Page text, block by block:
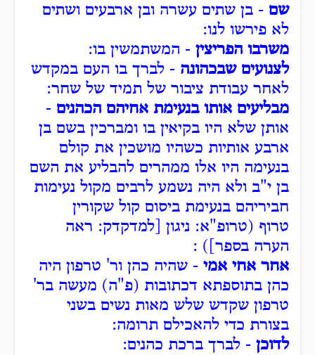
שם - בן שתים עשרה ובן ארבעים ושתים
לא פירשו לנו:
משרבו הפריצין - המשתמשין בו:
לצנועים שבכהונה - לברך בו העם במקדש
לאחר עבודת ציבור של תמיד של שחר:
מבליעים אותו בנעימת אחיהם הכהנים -
אותן שלא היו בקיאין בו ומברכין בשם בן
ארבע אותיות כשהיו מושכין את קולם
בנעימה היו אלו ממהרים להבליע את השם
בן י"ב ולא היה נשמע לרבים מקול נעימות
חביריהם בנעימת ביסום קול שקורין
טרוף (טרופ"א: ניגון [למדקדק: ראה
הערה בספר]) :
אחר אחי אמי - שהיה כהן ור' טרפון היה
כהן בתוספתא דכתובות (פ"ה) מעשה בר'
טרפון שקדש שלש מאות נשים בשני
בצורת כדי להאכילם תרומה:
לדוכן - לברך ברכת כהנים: